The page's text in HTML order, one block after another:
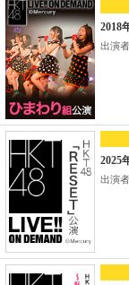
2018
出演
2025
出演